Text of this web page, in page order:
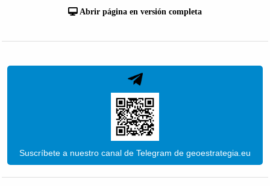
Abrir página en versión completa
Suscríbete a nuestro canal de Telegram de geoestrategia.eu